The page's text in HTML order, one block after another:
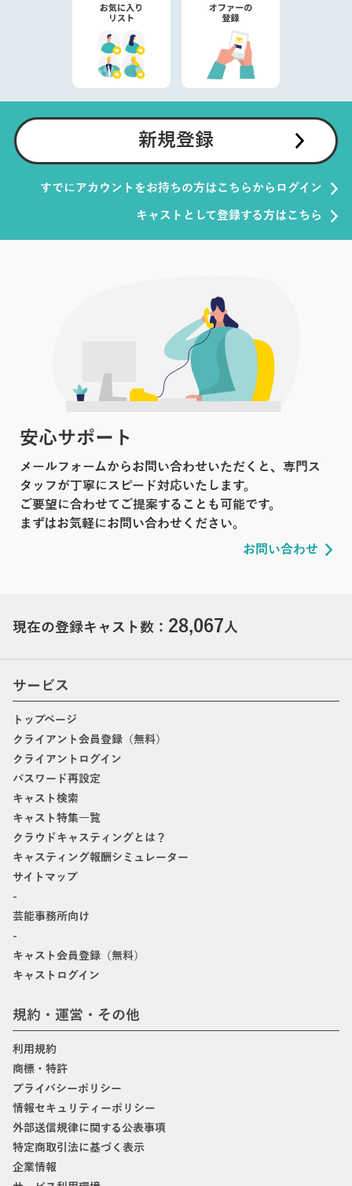
新規登録
すでにアカウントをお持ちの方はこちらからログイン
キャストとして登録する方はこちら
安心サポート
メールフォームからお問い合わせいただくと、専門ス
タッフが丁寧にスピード対応いたします。
ご要望に合わせてご提案することも可能です。
まずはお気軽にお問い合わせください。
お問い合わせ
現在の登録キャスト数： 28,067人
サービス
トップページ
クライアント会員登録（無料）
クライアントログイン
パスワード再設定
キャスト検索
キャスト特集一覧
クラウドキャスティングとは？
キャスティング報酬シミュレーター
サイトマップ
-
芸能事務所向け
-
キャスト会員登録（無料）
キャストログイン
規約・運営・その他
利用規約
商標・特許
プライバシーポリシー
情報セキュリティーポリシー
外部送信規律に関する公表事項
特定商取引法に基づく表示
企業情報